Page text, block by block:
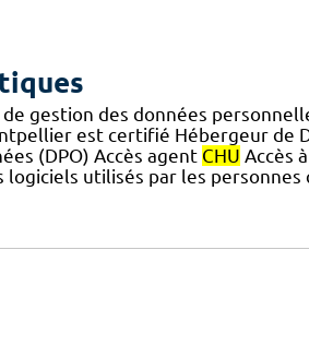
gestion des données
est certifié Hébergeur de
(DPO) Accès agent CHU Accès
logiciels utilisés par les